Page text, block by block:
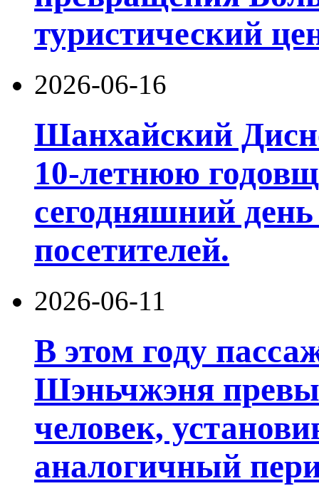
туристический
2026-06-16
Шанхайский
10-летнюю
сегодняшний
посетителей.
2026-06-11
В этом году
Шэньчжэня
человек,
аналогичный